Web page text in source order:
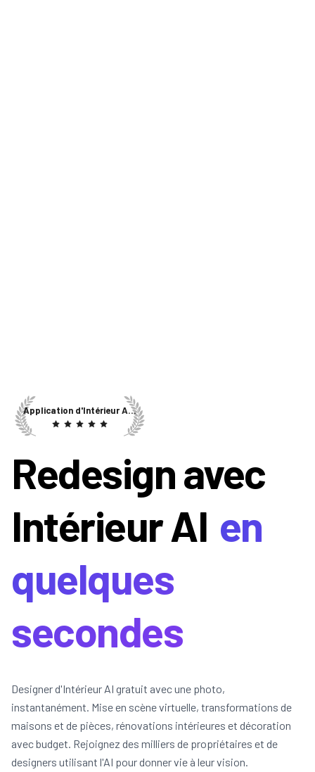
Application d'Intérieur AI #1
Redesign avec
Intérieur AI en
quelques
secondes
Designer d'Intérieur AI gratuit avec une photo,
instantanément. Mise en scène virtuelle, transformations de
maisons et de pièces, rénovations intérieures et décoration
avec budget. Rejoignez des milliers de propriétaires et de
designers utilisant l'AI pour donner vie à leur vision.